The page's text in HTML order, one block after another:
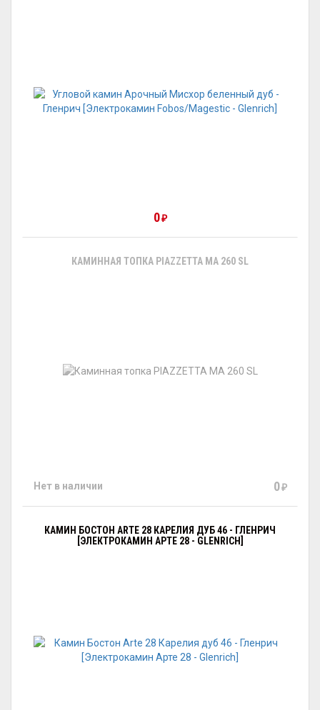
0₽
КАМИННАЯ ТОПКА PIAZZETTA MA 260 SL
Нет в наличии 0₽
КАМИН БОСТОН ARTE 28 КАРЕЛИЯ ДУБ 46 - ГЛЕНРИЧ
[ЭЛЕКТРОКАМИН АРТЕ 28 - GLENRICH]